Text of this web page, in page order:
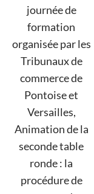
journée de
formation
organisée par les
Tribunaux de
commerce de
Pontoise et
Versailles,
Animation de la
seconde table
ronde : la
procédure de